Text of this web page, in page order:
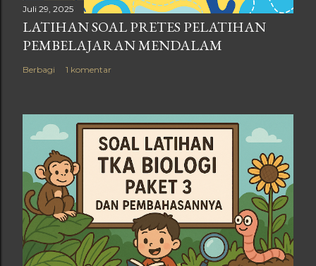
Juli 29, 2025
LATIHAN SOAL PRETES PELATIHAN
PEMBELAJARAN MENDALAM
Berbagi 1 komentar